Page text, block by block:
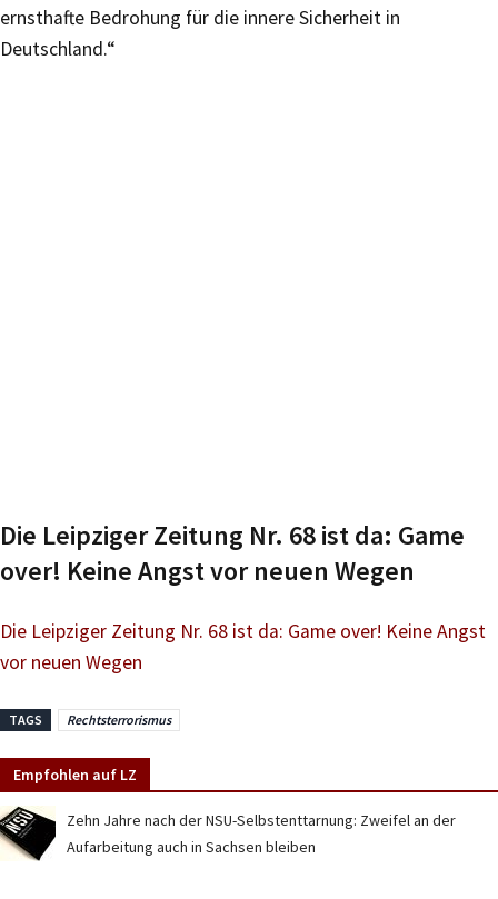
ernsthafte Bedrohung für die innere Sicherheit in
Deutschland.“
Die Leipziger Zeitung Nr. 68 ist da: Game
over! Keine Angst vor neuen Wegen
Die Leipziger Zeitung Nr. 68 ist da: Game over! Keine Angst
vor neuen Wegen
TAGS Rechtsterrorismus
Empfohlen auf LZ
Zehn Jahre nach der NSU-Selbstenttarnung: Zweifel an der
Aufarbeitung auch in Sachsen bleiben